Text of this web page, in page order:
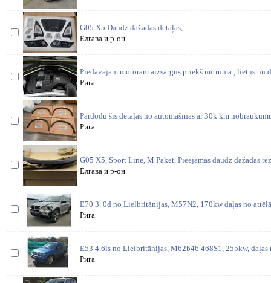
G05 X5 Daudz dažadas detaļas,
Елгава и р-он
Piedāvājam motoram aizsargus priekš mitruma , lietus
Рига
Pārdodu šīs detaļas no automašīnas ar 30k km
Рига
G05 X5, Sport Line, M Paket, Pieejamas daudz dažadas
Елгава и р-он
E70 3. 0d no Lielbritānijas, M57N2, 170kw daļas no attēlā
Рига
E53 4.6is no Lielbritānijas, M62b46 468S1, 255kw, daļas
Рига